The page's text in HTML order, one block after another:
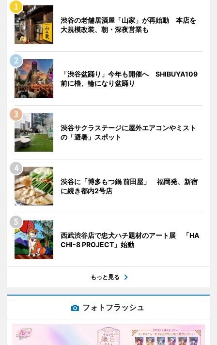
渋谷の老舗居酒屋「山家」が再始動 本店を
大規模改装、朝・深夜営業も
「渋谷盆踊り」今年も開催へ SHIBUYA109
前に櫓、輪になり盆踊り
渋谷サクラステージに屋外エアコンやミスト
の「避暑」スポット
渋谷に「博多もつ鍋 前田屋」 福岡発、新宿
に続き都内2号店
西武渋谷店で忠犬ハチ題材のアート展 「HA
CHI-8 PROJECT」始動
もっと見る
フォトフラッシュ